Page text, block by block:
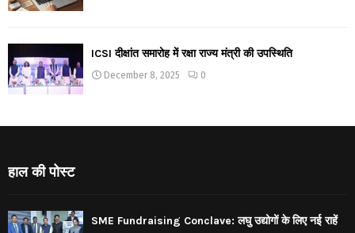
ICSI दीक्षांत समारोह में रक्षा राज्य मंत्री की उपस्थिति
December 8, 2025 0
हाल की पोस्ट
SME Fundraising Conclave: लघु उद्योगों के लिए नई राहें